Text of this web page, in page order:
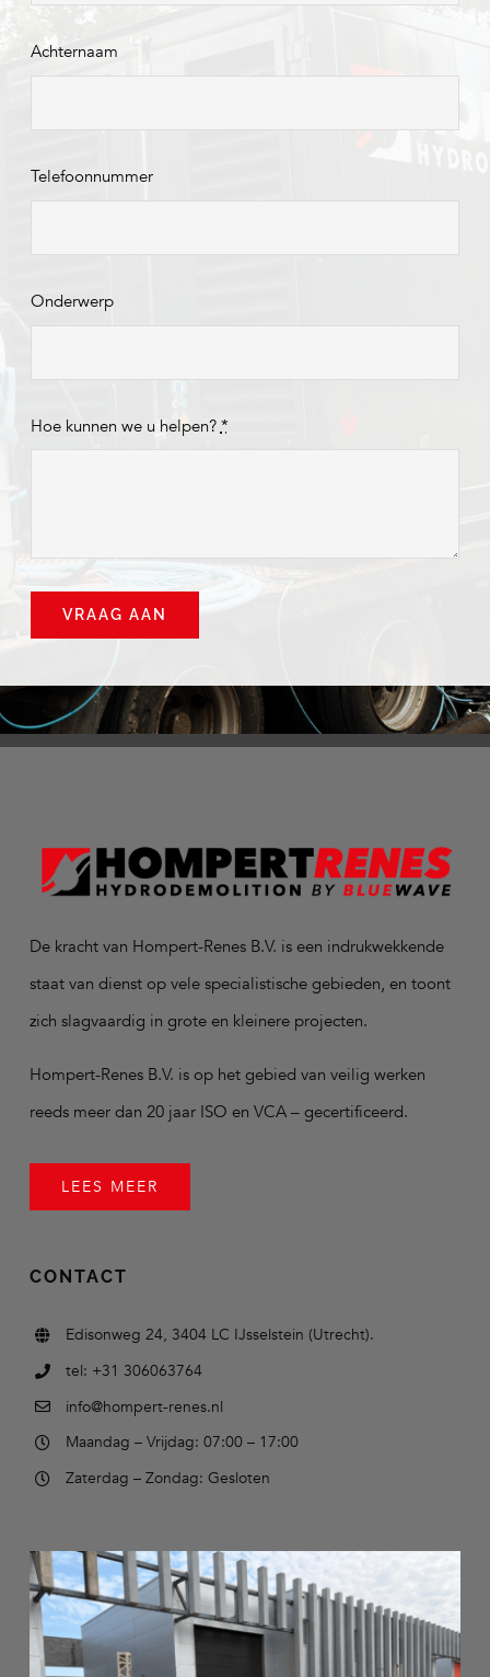
Achternaam
Telefoonnummer
Onderwerp
Hoe kunnen we u helpen? *
VRAAG AAN
De kracht van Hompert-Renes B.V. is een indrukwekkende
staat van dienst op vele specialistische gebieden, en toont
zich slagvaardig in grote en kleinere projecten.
Hompert-Renes B.V. is op het gebied van veilig werken
reeds meer dan 20 jaar ISO en VCA – gecertificeerd.
LEES MEER
CONTACT
Edisonweg 24, 3404 LC IJsselstein (Utrecht).
tel: +31 306063764
info@hompert-renes.nl
Maandag – Vrijdag: 07:00 – 17:00
Zaterdag – Zondag: Gesloten